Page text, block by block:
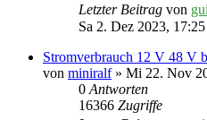
Letzter Beitrag von
Sa 2. Dez 2023, 17:25
Stromverbrauch 12 V 48 V
von miniralf» Mi 22. Nov
0Antworten
16366 Zugriffe